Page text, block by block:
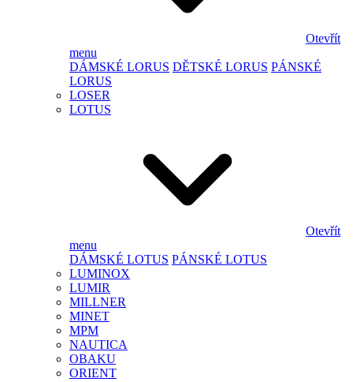
Otevřít
menu
DÁMSKÉ LORUS DĚTSKÉ LORUS PÁNSKÉ
LORUS
LOSER
LOTUS
Otevřít
menu
DÁMSKÉ LOTUS PÁNSKÉ LOTUS
LUMINOX
LUMIR
MILLNER
MINET
MPM
NAUTICA
OBAKU
ORIENT